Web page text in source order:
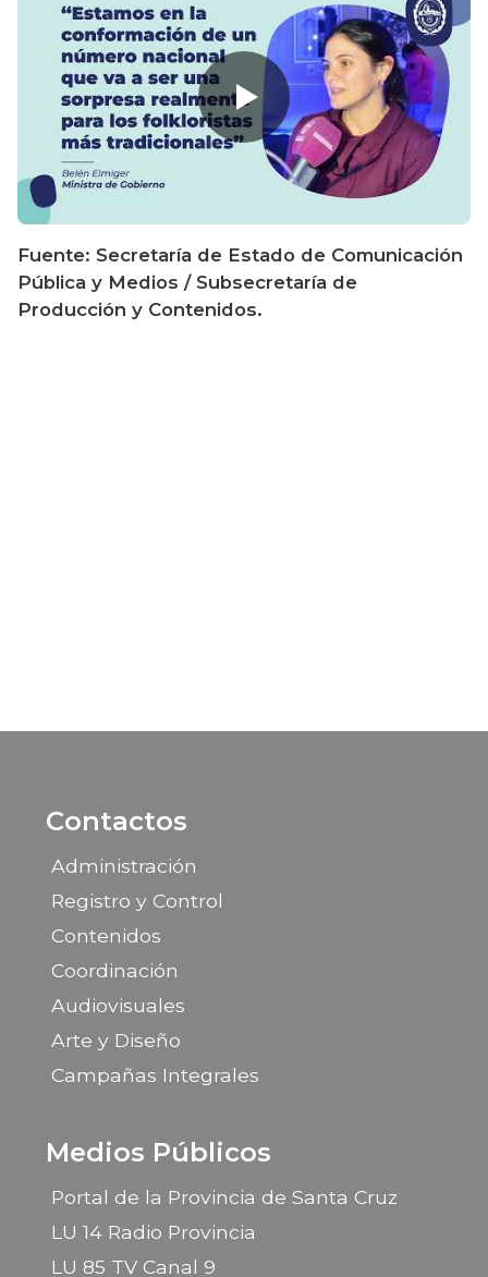
Fuente: Secretaría de Estado de Comunicación
Pública y Medios / Subsecretaría de
Producción y Contenidos.
Contactos
Administración
Registro y Control
Contenidos
Coordinación
Audiovisuales
Arte y Diseño
Campañas Integrales
Medios Públicos
Portal de la Provincia de Santa Cruz
LU 14 Radio Provincia
LU 85 TV Canal 9